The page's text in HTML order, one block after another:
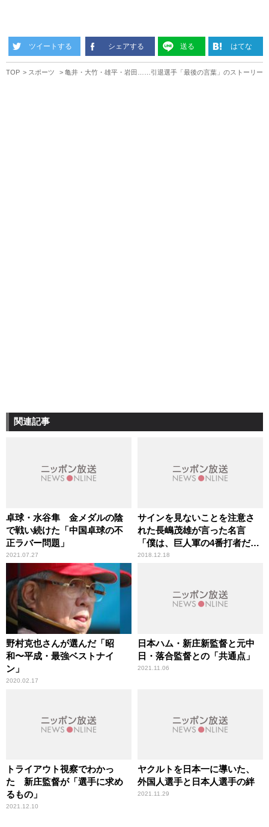
ツイートする シェアする 送る はてな
TOP スポーツ 亀井・大竹・雄平・岩田……引退選手「最後の言葉」のストーリー
関連記事
卓球・水谷隼 金メダルの陰
で戦い続けた「中国卓球の不
正ラバー問題」
2021.07.27
サインを見ないことを注意さ
れた長嶋茂雄が言った名言
「僕は、巨人軍の4番打者だ
よ。サインなんて、“打て”以
2018.12.18
野村克也さんが選んだ「昭
和〜平成・最強ベストナイ
ン」
2020.02.17
日本ハム・新庄新監督と元中
日・落合監督との「共通点」
2021.11.06
トライアウト視察でわかっ
た 新庄監督が「選手に求め
るもの」
2021.12.10
ヤクルトを日本一に導いた、
外国人選手と日本人選手の絆
2021.11.29